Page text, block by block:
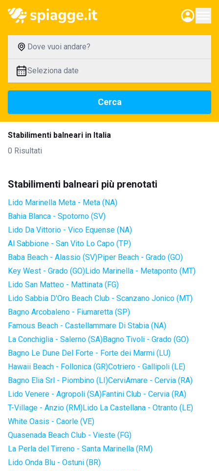
Dove vuoi andare?
Seleziona date
Cerca
Stabilimenti balneari in Italia
0 Risultati
Stabilimenti balneari più prenotati
Lido Marinella Meta - Meta (NA)
Bahia Blanca - Spotorno (SV)
Lido Da Vittorio - Vico Equense (NA)
Al Sabbione - San Vito Lo Capo (TP)
Baba Beach - Alassio (SV)Piper Beach - Grado (GO)
Key West - Grado (GO)Lido Marinella - Metaponto (MT)
Lido San Matteo - Mattinata (FG)
Lido Sabbia D'Oro Beach Club - Scanzano Jonico (MT)
Bagno Arcobaleno - Fiumaretta (SP)
Famous Beach - Castellammare Di Stabia (NA)
La Conchiglia - Salerno (SA)Bagno Tivoli - Grado (GO)
Bagno Le Dune Del Forte - Forte dei Marmi (LU)
Hawaii Beach - Follonica (GR)Cotriero - Gallipoli (LE)
Bagno Elia Srl - Piombino (LI)CerviAmare - Cervia (RA)
Lido Venere - Agropoli (SA)Fantini Club - Cervia (RA)
T-Village - Anzio (RM)Lido La Castellana - Otranto (LE)
White Oasis - Caorle (VE)
Quasenada Beach Club - Vieste (FG)
La Perla del Tirreno - Santa Marinella (RM)
Lido Onda Blu - Ostuni (BR)